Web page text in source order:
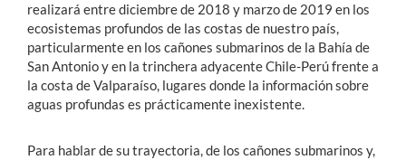
realizará entre diciembre de 2018 y marzo de 2019 en los
ecosistemas profundos de las costas de nuestro país,
particularmente en los cañones submarinos de la Bahía de
San Antonio y en la trinchera adyacente Chile-Perú frente a
la costa de Valparaíso, lugares donde la información sobre
aguas profundas es prácticamente inexistente.
Para hablar de su trayectoria, de los cañones submarinos y,